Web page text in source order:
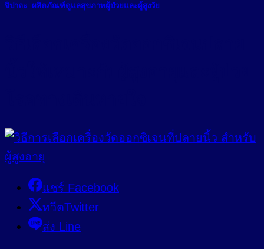
จิปาถะ ผลิตภัณฑ์ดูแลสุขภาพผู้ป่วยและผู้สูงวัย
แชร์ Facebook
ทวีตTwitter
ส่ง Line